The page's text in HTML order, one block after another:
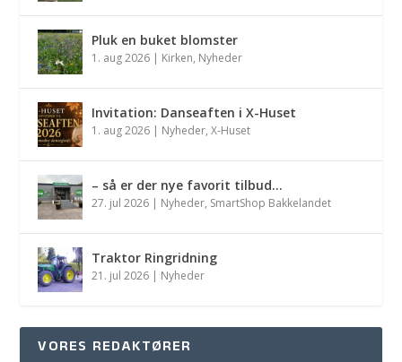
Pluk en buket blomster
1. aug 2026 | Kirken, Nyheder
Invitation: Danseaften i X-Huset
1. aug 2026 | Nyheder,X-Huset
– så er der nye favorit tilbud…
27. jul 2026 | Nyheder, SmartShop Bakkelandet
Traktor Ringridning
21. jul 2026 | Nyheder
VORES REDAKTØRER